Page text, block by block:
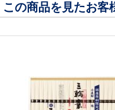
この商品を見たお客